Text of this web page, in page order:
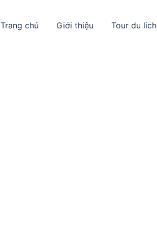
Trang chủ Giới thiệu Tour du lich